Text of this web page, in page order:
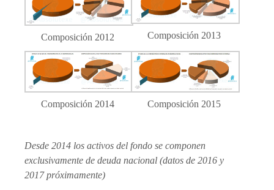
Composición 2012 Composición 2013
Composición 2014 Composición 2015
Desde 2014 los activos del fondo se componen
exclusivamente de deuda nacional (datos de 2016 y
2017 próximamente)